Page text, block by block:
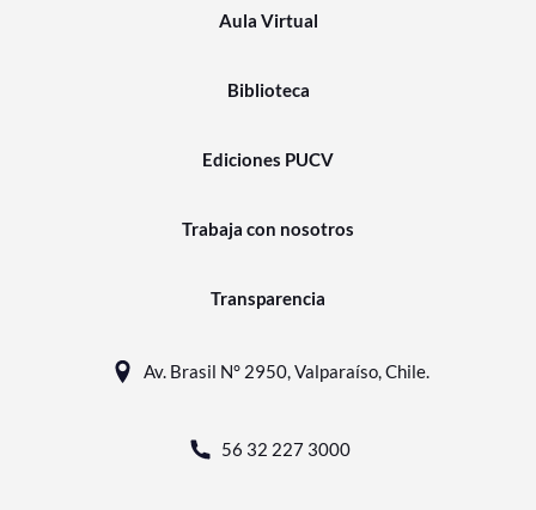
Aula Virtual
Biblioteca
Ediciones PUCV
Trabaja con nosotros
Transparencia
Av. Brasil N° 2950, Valparaíso, Chile.
56 32 227 3000